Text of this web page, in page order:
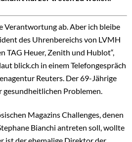
Verantwortung ab. Aber ich bleibe
des Uhrenbereichs von LVMH
TAG Heuer, Zenith und Hublot“,
blick.ch in einem Telefongespräch
Reuters. Der 69-Jährige
Problemen.
Magazins Challenges, denen
Bianchi antreten soll, wollte